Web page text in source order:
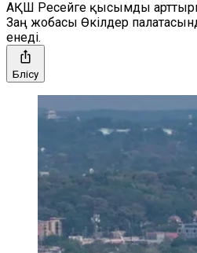
АҚШ Ресейге қысымды
Заң жобасы Өкілдер
енеді.
Бөлісу